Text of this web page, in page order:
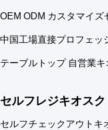
OEM ODM カスタマイ
中国工場直接プロフェッ
テーブルトップ 自営業
セルフレジキオスク
セルフチェックアウトキ